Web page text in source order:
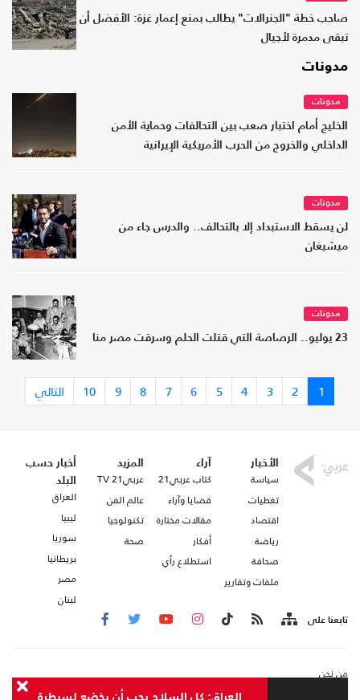
صاحب خطة "الجنرالات" يطالب بمنع إعمار غزة: الأفضل أن
تبقى مدمرة لأجيال
مدونات
مدونات
الخليج أمام اختبار صعب بين التحالفات وحماية الأمن
الداخلي والخروج من الحرب الأمريكية الإيرانية
مدونات
لن يسقط الاستبداد إلا بالتحالف.. والدرس جاء من
ميشيغان
مدونات
23 يوليو.. الرصاصة التي قتلت الحلم وسرقت مصر منا
1
2
3
4
5
6
7
8
9
10 التالي
العراق: كل السلاح يجب أن يخضع لسيطرة
الأخبار
سياسة
تغطيات
اقتصاد
رياضة
صحافة
ملفات وتقارير
آراء
كتاب عربي21
قضايا وآراء
مقالات مختارة
أفكار
استطلاع رأي
المزيد
عربي21 TV
عالم الفن
تكنولوجيا
صحة
أخبار حسب
البلد
العراق
ليبيا
سوريا
بريطانيا
مصر
لبنان
تابعنا على
من نحن